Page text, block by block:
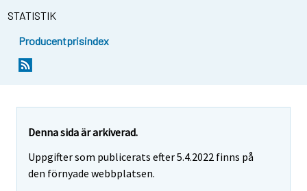
STATISTIK
Producentprisindex
Denna sida är arkiverad.
Uppgifter som publicerats efter 5.4.2022 finns på
den förnyade webbplatsen.